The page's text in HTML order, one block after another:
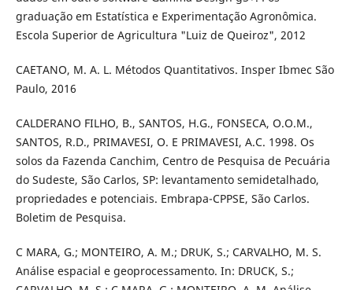
graduação em Estatística e Experimentação Agronômica.
Escola Superior de Agricultura "Luiz de Queiroz", 2012
CAETANO, M. A. L. Métodos Quantitativos. Insper Ibmec São
Paulo, 2016
CALDERANO FILHO, B., SANTOS, H.G., FONSECA, O.O.M.,
SANTOS, R.D., PRIMAVESI, O. E PRIMAVESI, A.C. 1998. Os
solos da Fazenda Canchim, Centro de Pesquisa de Pecuária
do Sudeste, São Carlos, SP: levantamento semidetalhado,
propriedades e potenciais. Embrapa-CPPSE, São Carlos.
Boletim de Pesquisa.
C MARA, G.; MONTEIRO, A. M.; DRUK, S.; CARVALHO, M. S.
Análise espacial e geoprocessamento. In: DRUCK, S.;